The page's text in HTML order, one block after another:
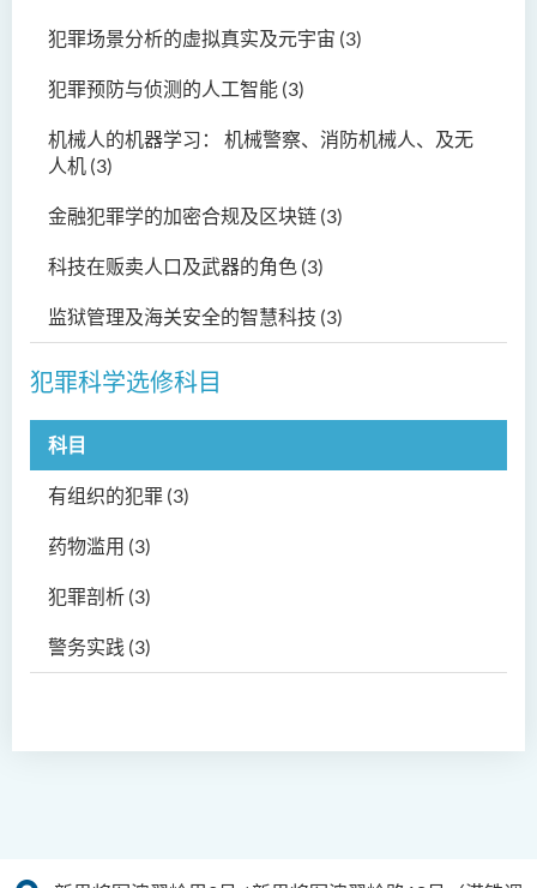
犯罪场景分析的虚拟真实及元宇宙 (3)
犯罪预防与侦测的人工智能 (3)
机械人的机器学习： 机械警察、消防机械人、及无
人机 (3)
金融犯罪学的加密合规及区块链 (3)
科技在贩卖人口及武器的角色 (3)
监狱管理及海关安全的智慧科技 (3)
犯罪科学选修科目
科目
有组织的犯罪 (3)
药物滥用 (3)
犯罪剖析 (3)
警务实践 (3)